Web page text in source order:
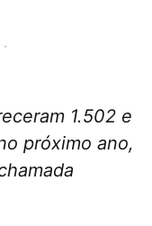
1.502 e
próximo ano,